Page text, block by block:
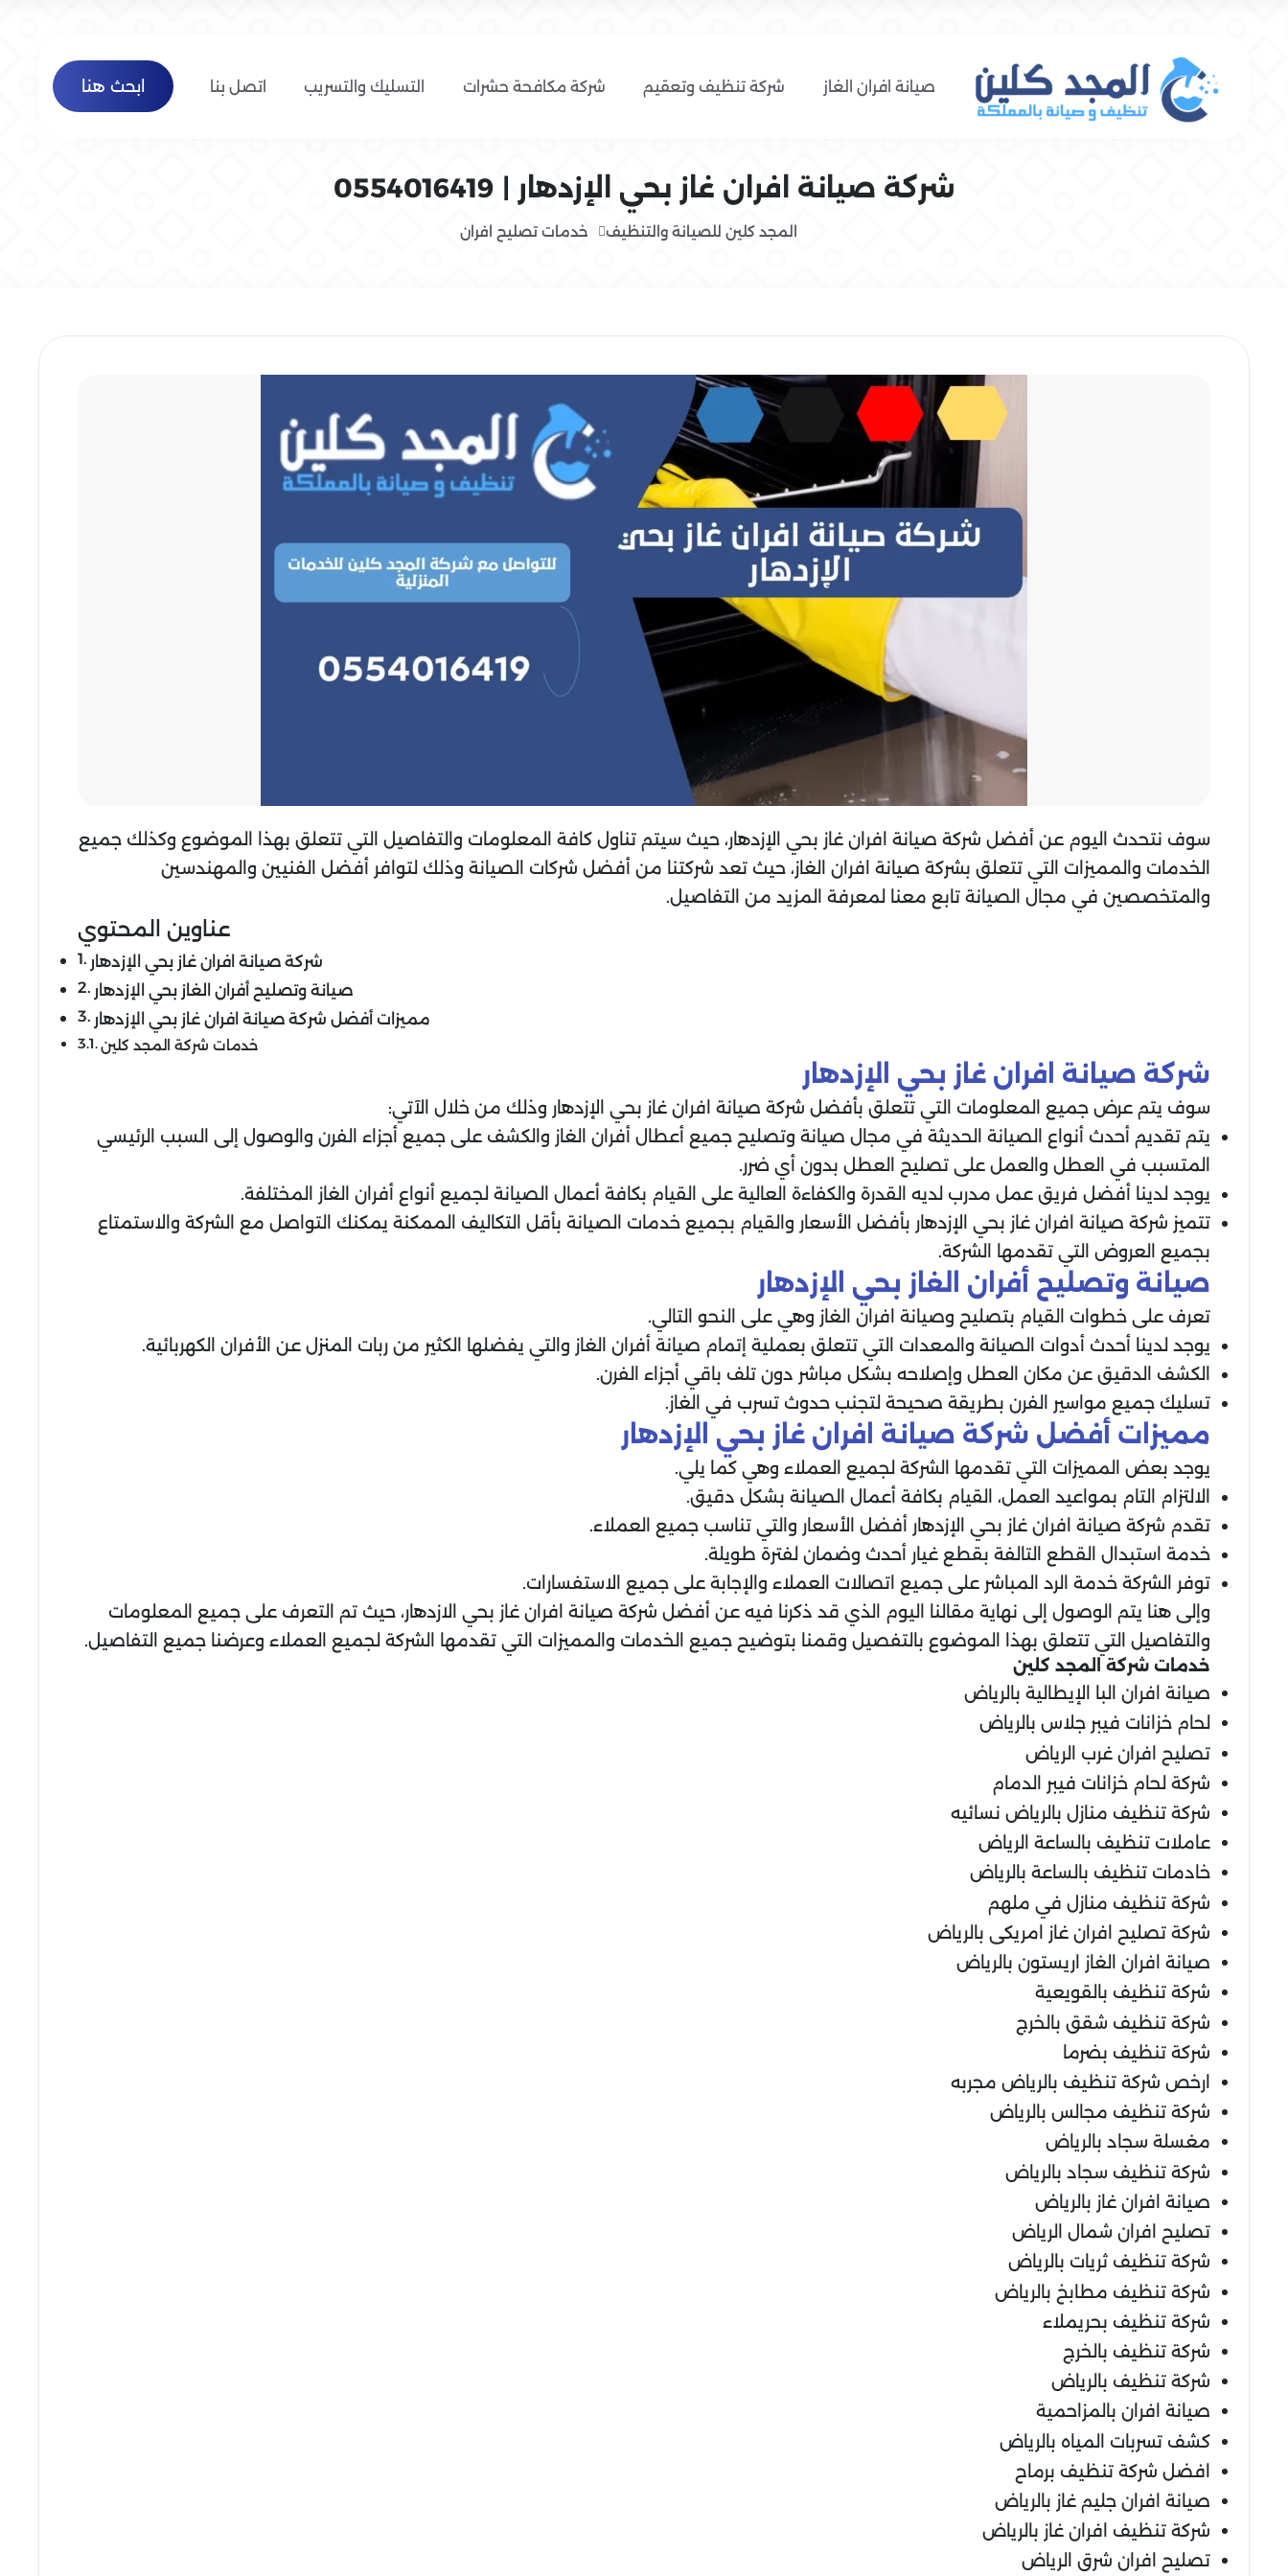
صيانة افران الغاز شركة تنظيف وتعقيم شركة مكافحة حشرات التسليك والتسريب اتصل بنا ابحث هنا
شركة صيانة افران غاز بحي الإزدهار | 0554016419
المجد كلين للصيانة والتنظيف خدمات تصليح افران
سوف نتحدث اليوم عن أفضل شركة صيانة افران غاز بحي الإزدهار، حيث سيتم تناول كافة المعلومات والتفاصيل التي تتعلق بهذا الموضوع وكذلك جميع
الخدمات والمميزات التي تتعلق بشركة صيانة افران الغاز، حيث تعد شركتنا من أفضل شركات الصيانة وذلك لتوافر أفضل الفنيين والمهندسين
والمتخصصين في مجال الصيانة تابع معنا لمعرفة المزيد من التفاصيل.
عناوين المحتوي
شركة صيانة افران غاز بحي الإزدهار
صيانة وتصليح أفران الغاز بحي الإزدهار
مميزات أفضل شركة صيانة افران غاز بحي الإزدهار
خدمات شركة المجد كلين
شركة صيانة افران غاز بحي الإزدهار
سوف يتم عرض جميع المعلومات التي تتعلق بأفضل شركة صيانة افران غاز بحي الإزدهار وذلك من خلال الآتي:
يتم تقديم أحدث أنواع الصيانة الحديثة في مجال صيانة وتصليح جميع أعطال أفران الغاز والكشف على جميع أجزاء الفرن والوصول إلى السبب الرئيسي
المتسبب في العطل والعمل على تصليح العطل بدون أي ضرر.
يوجد لدينا أفضل فريق عمل مدرب لديه القدرة والكفاءة العالية على القيام بكافة أعمال الصيانة لجميع أنواع أفران الغاز المختلفة.
تتميز شركة صيانة افران غاز بحي الإزدهار بأفضل الأسعار والقيام بجميع خدمات الصيانة بأقل التكاليف الممكنة يمكنك التواصل مع الشركة والاستمتاع
بجميع العروض التي تقدمها الشركة.
صيانة وتصليح أفران الغاز بحي الإزدهار
تعرف على خطوات القيام بتصليح وصيانة افران الغاز وهي على النحو التالي.
يوجد لدينا أحدث أدوات الصيانة والمعدات التي تتعلق بعملية إتمام صيانة أفران الغاز والتي يفضلها الكثير من ربات المنزل عن الأفران الكهربائية.
الكشف الدقيق عن مكان العطل وإصلاحه بشكل مباشر دون تلف باقي أجزاء الفرن.
تسليك جميع مواسير الفرن بطريقة صحيحة لتجنب حدوث تسرب في الغاز.
مميزات أفضل شركة صيانة افران غاز بحي الإزدهار
يوجد بعض المميزات التي تقدمها الشركة لجميع العملاء وهي كما يلي.
الالتزام التام بمواعيد العمل، القيام بكافة أعمال الصيانة بشكل دقيق.
تقدم شركة صيانة افران غاز بحي الإزدهار أفضل الأسعار والتي تناسب جميع العملاء.
خدمة استبدال القطع التالفة بقطع غيار أحدث وضمان لفترة طويلة.
توفر الشركة خدمة الرد المباشر على جميع اتصالات العملاء والإجابة على جميع الاستفسارات.
وإلى هنا يتم الوصول إلى نهاية مقالنا اليوم الذي قد ذكرنا فيه عن أفضل شركة صيانة افران غاز بحي الازدهار، حيث تم التعرف على جميع المعلومات
والتفاصيل التي تتعلق بهذا الموضوع بالتفصيل وقمنا بتوضيح جميع الخدمات والمميزات التي تقدمها الشركة لجميع العملاء وعرضنا جميع التفاصيل.
خدمات شركة المجد كلين
صيانة افران البا الإيطالية بالرياض
لحام خزانات فيبر جلاس بالرياض
تصليح افران غرب الرياض
شركة لحام خزانات فيبر الدمام
شركة تنظيف منازل بالرياض نسائيه
عاملات تنظيف بالساعة الرياض
خادمات تنظيف بالساعة بالرياض
شركة تنظيف منازل في ملهم
شركة تصليح افران غاز امريكى بالرياض
صيانة افران الغاز اريستون بالرياض
شركة تنظيف بالقويعية
شركة تنظيف شقق بالخرج
شركة تنظيف بضرما
ارخص شركة تنظيف بالرياض مجربه
شركة تنظيف مجالس بالرياض
مغسلة سجاد بالرياض
شركة تنظيف سجاد بالرياض
صيانة افران غاز بالرياض
تصليح افران شمال الرياض
شركة تنظيف ثريات بالرياض
شركة تنظيف مطابخ بالرياض
شركة تنظيف بحريملاء
شركة تنظيف بالخرج
شركة تنظيف بالرياض
صيانة افران بالمزاحمية
كشف تسربات المياه بالرياض
افضل شركة تنظيف برماح
صيانة افران جليم غاز بالرياض
شركة تنظيف افران غاز بالرياض
تصليح افران شرق الرياض